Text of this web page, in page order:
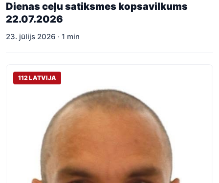
Dienas ceļu satiksmes kopsavilkums
22.07.2026
23. jūlijs 2026 · 1 min
112 LATVIJA